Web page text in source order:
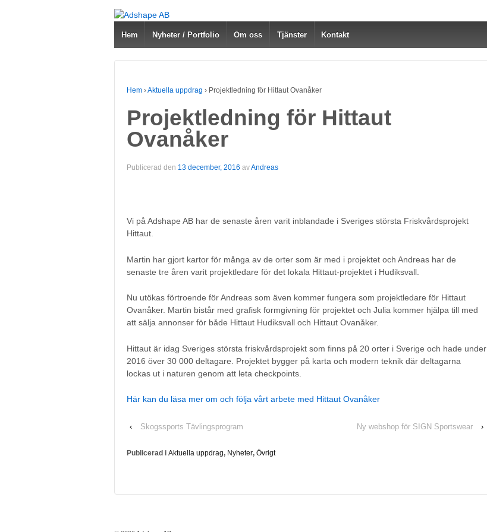
Hem Nyheter / Portfolio Om oss Tjänster Kontakt
Hem ›Aktuella uppdrag › Projektledning för Hittaut Ovanåker
Projektledning för Hittaut
Ovanåker
Publicerad den 13 december, 2016 avAndreas
Vi på Adshape AB har de senaste åren varit inblandade i Sveriges största Friskvårdsprojekt
Hittaut.
Martin har gjort kartor för många av de orter som är med i projektet och Andreas har de
senaste tre åren varit projektledare för det lokala Hittaut-projektet i Hudiksvall.
Nu utökas förtroende för Andreas som även kommer fungera som projektledare för Hittaut
Ovanåker. Martin bistår med grafisk formgivning för projektet och Julia kommer hjälpa till med
att sälja annonser för både Hittaut Hudiksvall och Hittaut Ovanåker.
Hittaut är idag Sveriges största friskvårdsprojekt som finns på 20 orter i Sverige och hade under
2016 över 30 000 deltagare. Projektet bygger på karta och modern teknik där deltagarna
lockas ut i naturen genom att leta checkpoints.
Här kan du läsa mer om och följa vårt arbete med Hittaut Ovanåker
‹ Skogssports Tävlingsprogram Ny webshop för SIGN Sportswear ›
Publicerad i Aktuella uppdrag, Nyheter, Övrigt